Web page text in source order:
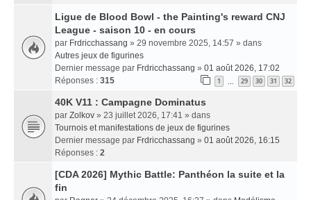
Ligue de Blood Bowl - the Painting's reward CNJ
League - saison 10 - en cours
par Frdricchassang » 29 novembre 2025, 14:57 » dans
Autres jeux de figurines
Dernier message par Frdricchassang » 01 août 2026, 17:02
Réponses : 315 1 29 30 31 32
40K V11 : Campagne Dominatus
par Zolkov » 23 juillet 2026, 17:41 » dans
Tournois et manifestations de jeux de figurines
Dernier message par Frdricchassang » 01 août 2026, 16:15
Réponses : 2
[CDA 2026] Mythic Battle: Panthéon la suite et la
fin